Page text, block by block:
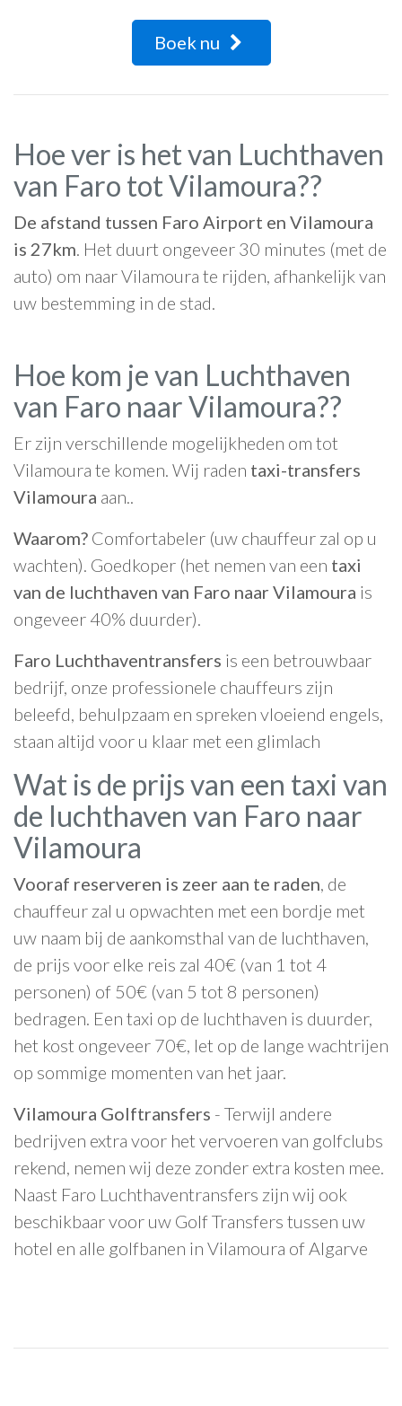
Boek nu
Hoe ver is het van Luchthaven
van Faro tot Vilamoura??
De afstand tussen Faro Airport en Vilamoura
is 27km. Het duurt ongeveer 30 minutes (met de
auto) om naar Vilamoura te rijden, afhankelijk van
uw bestemming in de stad.
Hoe kom je van Luchthaven
van Faro naar Vilamoura??
Er zijn verschillende mogelijkheden om tot
Vilamoura te komen. Wij raden taxi-transfers
Vilamoura aan..
Waarom? Comfortabeler (uw chauffeur zal op u
wachten). Goedkoper (het nemen van een taxi
van de luchthaven van Faro naar Vilamoura is
ongeveer 40% duurder).
Faro Luchthaventransfers is een betrouwbaar
bedrijf, onze professionele chauffeurs zijn
beleefd, behulpzaam en spreken vloeiend engels,
staan altijd voor u klaar met een glimlach
Wat is de prijs van een taxi van
de luchthaven van Faro naar
Vilamoura
Vooraf reserveren is zeer aan te raden, de
chauffeur zal u opwachten met een bordje met
uw naam bij de aankomsthal van de luchthaven,
de prijs voor elke reis zal 40€ (van 1 tot 4
personen) of 50€ (van 5 tot 8 personen)
bedragen. Een taxi op de luchthaven is duurder,
het kost ongeveer 70€, let op de lange wachtrijen
op sommige momenten van het jaar.
Vilamoura Golftransfers - Terwijl andere
bedrijven extra voor het vervoeren van golfclubs
rekend, nemen wij deze zonder extra kosten mee.
Naast Faro Luchthaventransfers zijn wij ook
beschikbaar voor uw Golf Transfers tussen uw
hotel en alle golfbanen in Vilamoura of Algarve